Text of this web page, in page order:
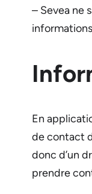
– Sevea ne
En
de contact
donc d’un
prendre